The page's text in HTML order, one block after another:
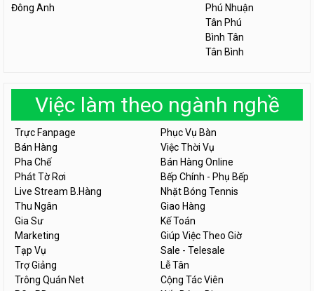
Đông Anh
Phú Nhuận
Tân Phú
Bình Tân
Tân Bình
Việc làm theo ngành nghề
Trực Fanpage
Phục Vụ Bàn
Bán Hàng
Việc Thời Vụ
Pha Chế
Bán Hàng Online
Phát Tờ Rơi
Bếp Chính - Phụ Bếp
Live Stream B.Hàng
Nhặt Bóng Tennis
Thu Ngân
Giao Hàng
Gia Sư
Kế Toán
Marketing
Giúp Việc Theo Giờ
Tạp Vụ
Sale - Telesale
Trợ Giảng
Lễ Tân
Trông Quán Net
Cộng Tác Viên